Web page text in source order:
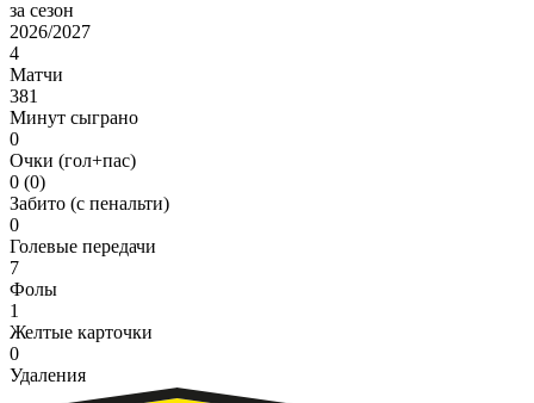
за сезон
2026/2027
4
Матчи
381
Минут сыграно
0
Очки (гол+пас)
0 (0)
Забито (с пенальти)
0
Голевые передачи
7
Фолы
1
Желтые карточки
0
Удаления